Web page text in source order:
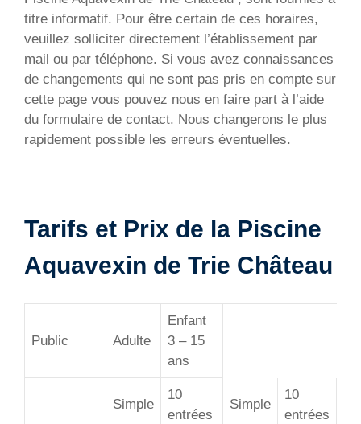
titre informatif. Pour être certain de ces horaires,
veuillez solliciter directement l’établissement par
mail ou par téléphone. Si vous avez connaissances
de changements qui ne sont pas pris en compte sur
cette page vous pouvez nous en faire part à l’aide
du formulaire de contact. Nous changerons le plus
rapidement possible les erreurs éventuelles.
Tarifs et Prix de la Piscine
Aquavexin de Trie Château
Public Adulte
Enfant
3 – 15
ans
Simple
10
entrées
Simple
10
entrées